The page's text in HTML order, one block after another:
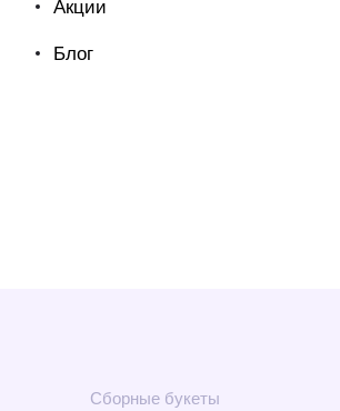
Акции
Блог
Сборные букеты